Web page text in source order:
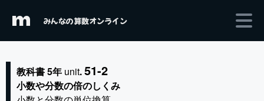
m みんなの算数オンライン
教科書 5年 unit.51-2
小数や分数の倍のしくみ